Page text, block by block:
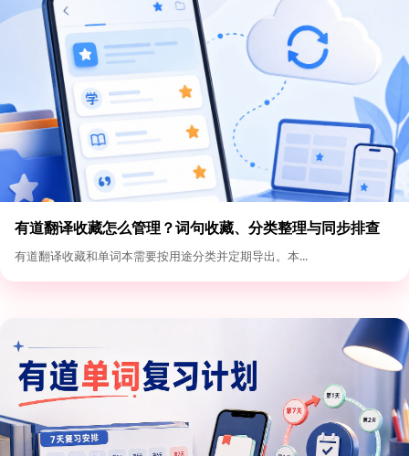
有道翻译收藏怎么管理？词句收藏、分类整理与同步排查
有道翻译收藏和单词本需要按用途分类并定期导出。本...